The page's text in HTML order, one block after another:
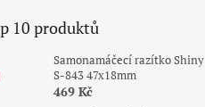
10 produktů
Samonamáčecí razítko Shiny
S-843 47x18mm
469 Kč